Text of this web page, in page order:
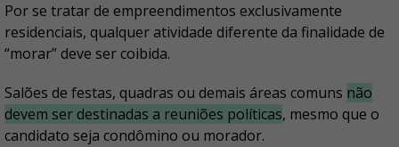
Por se tratar de empreendimentos exclusivamente
residenciais, qualquer atividade diferente da finalidade de
“morar” deve ser coibida.
Salões de festas, quadras ou demais áreas comuns não
devem ser destinadas a reuniões políticas, mesmo que o
candidato seja condômino ou morador.